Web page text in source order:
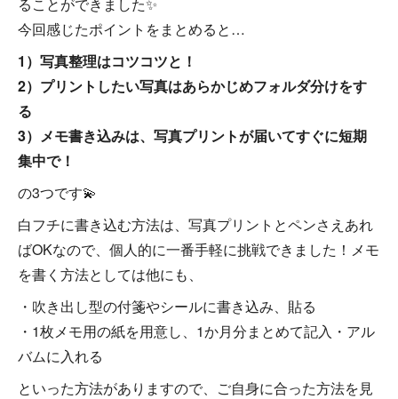
今回感じたポイントをまとめると…
1）写真整理はコツコツと！
2）プリントしたい写真はあらかじめフォルダ分けをす
る
3）メモ書き込みは、写真プリントが届いてすぐに短期
集中で！
の3つです💫
白フチに書き込む方法は、写真プリントとペンさえあれ
ばOKなので、個人的に一番手軽に挑戦できました！メモ
を書く方法としては他にも、
・吹き出し型の付箋やシールに書き込み、貼る
・1枚メモ用の紙を用意し、1か月分まとめて記入・アル
バムに入れる
といった方法がありますので、ご自身に合った方法を見